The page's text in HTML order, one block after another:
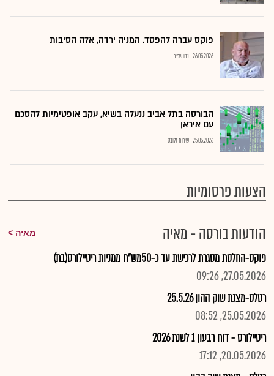
פוקס עברה להפסד. המניה ירדה, אלה הסיבות
26.05.2026 נבו שפיר
הבורסה בתל אביב ננעלה בשיא, עקב אופטימיות להסכם
עם איראן
25.05.2026 שירות גלובס
הצעות פרסומיות
הודעות בורסה - מאיה
מאיה
פוקס-החלטת מסגרת לרכישת עד כ-50מש"ח ממניות ריטיילורס(בת)
27.05.2026, 09:26
רטלס-מצגת שוק ההון 25.5.26
25.05.2026, 08:52
ריטיילורס - דוח רבעון 1 לשנת 2026
20.05.2026, 17:12